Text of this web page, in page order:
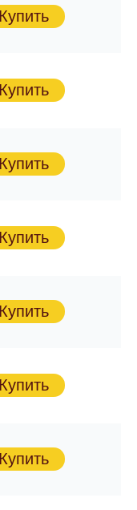
Купить
Купить
Купить
Купить
Купить
Купить
Купить